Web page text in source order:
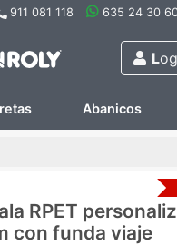
911 081 118 635 24 30
L
Abanicos
RPET
con funda viaje